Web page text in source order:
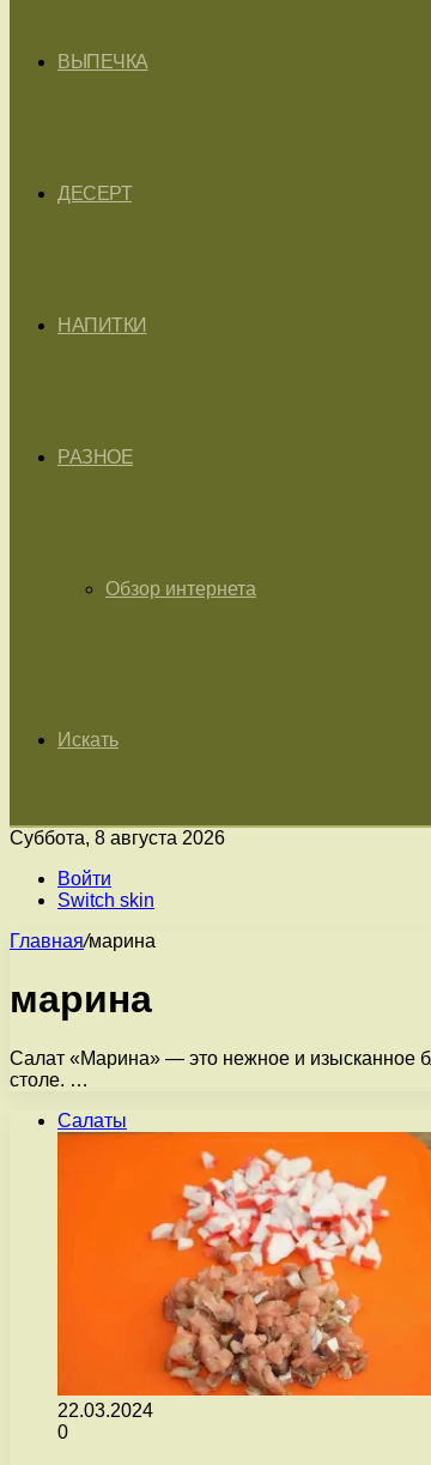
ВЫПЕЧКА
ДЕСЕРТ
НАПИТКИ
РАЗНОЕ
Обзор интернета
Искать
Суббота, 8 августа 2026
Войти
Switch skin
Главная/марина
марина
Салат «Марина» — это нежное и изысканное
столе. …
Салаты
22.03.2024
0